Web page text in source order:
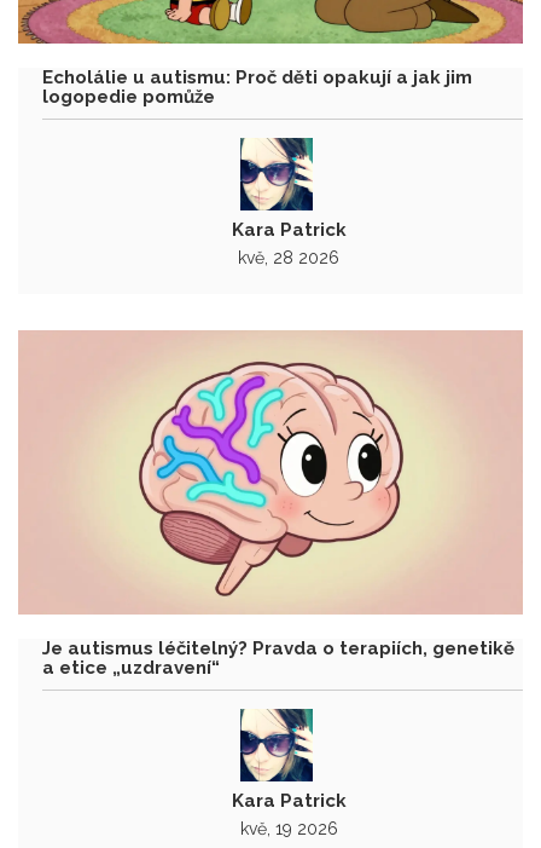
Echolálie u autismu: Proč děti opakují a jak jim
logopedie pomůže
Kara Patrick
kvě, 28 2026
Je autismus léčitelný? Pravda o terapiích, genetikě
a etice „uzdravení“
Kara Patrick
kvě, 19 2026